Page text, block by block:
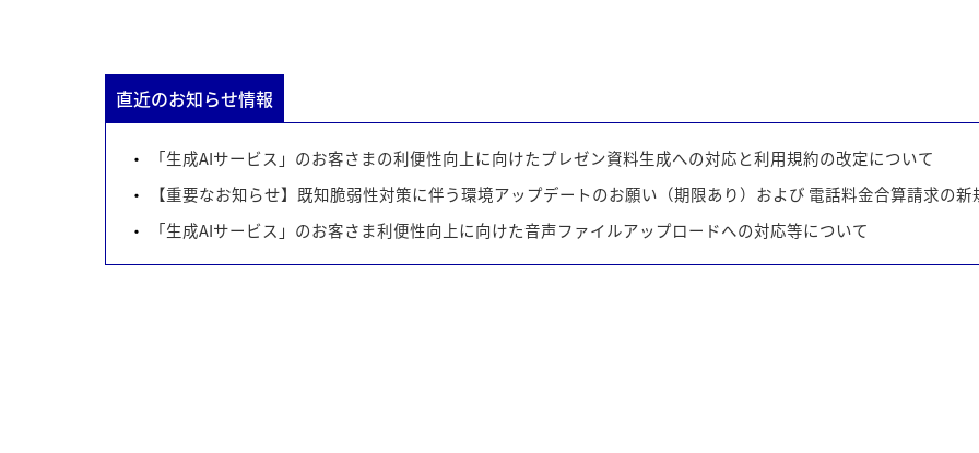
直近のお知らせ情報
「生成AIサービス」のお客さまの利便性向上に向けたプレゼン資料生成への対応と利用規約の改定について
【重要なお知らせ】既知脆弱性対策に伴う環境アップデートのお願い（期限あり）および 電話料金合算請求の
「生成AIサービス」のお客さま利便性向上に向けた音声ファイルアップロードへの対応等について